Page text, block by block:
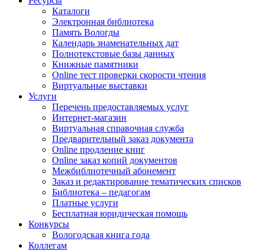
Каталоги
Электронная библиотека
Память Вологды
Календарь знаменательных дат
Полнотекстовые базы данных
Книжные памятники
Online тест проверки скорости чтения
Виртуальные выставки
Услуги
Перечень предоставляемых услуг
Интернет-магазин
Виртуальная справочная служба
Предварительный заказ документа
Online продление книг
Online заказ копий документов
Межбиблиотечный абонемент
Заказ и редактирование тематических списков
Библиотека – педагогам
Платные услуги
Бесплатная юридическая помощь
Конкурсы
Вологодская книга года
Коллегам